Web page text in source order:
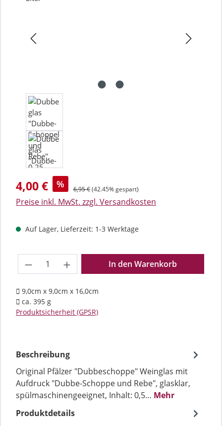
Verkaufspreis:
4,00 € % Regulärer Preis:
6,95 €(42.45% gespart)
Preise inkl. MwSt. zzgl. Versandkosten
Auf Lager, Lieferzeit: 1-3 Werktage
Produkt Anzahl: Gib den
In den Warenkorb
9,0cm x 9,0cm x 16,0cm
ca. 395 g
Produktsicherheit (GPSR)
Beschreibung
Original Pfälzer "Dubbeschoppe" Weinglas mit
Aufdruck "Dubbe-Schoppe und Rebe", glasklar,
spülmaschinengeeignet, Inhalt: 0,5… Mehr
Produktdetails